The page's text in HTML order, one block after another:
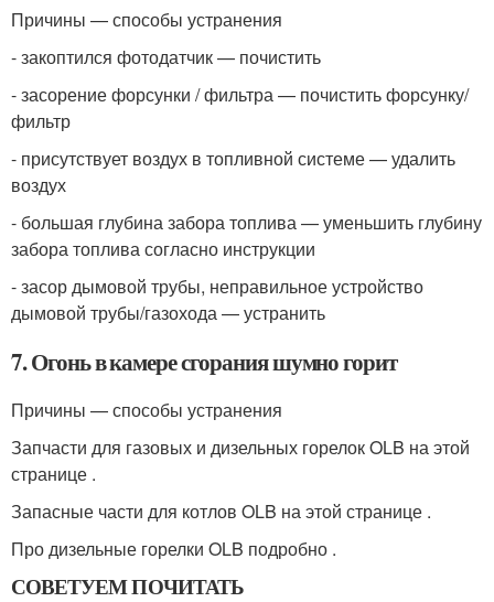
Причины — способы устранения
- закоптился фотодатчик — почистить
- засорение форсунки / фильтра — почистить форсунку/
фильтр
- присутствует воздух в топливной системе — удалить
воздух
- большая глубина забора топлива — уменьшить глубину
забора топлива согласно инструкции
- засор дымовой трубы, неправильное устройство
дымовой трубы/газохода — устранить
7. Огонь в камере сгорания шумно горит
Причины — способы устранения
Запчасти для газовых и дизельных горелок OLB на этой
странице .
Запасные части для котлов OLB на этой странице .
Про дизельные горелки OLB подробно .
СОВЕТУЕМ ПОЧИТАТЬ